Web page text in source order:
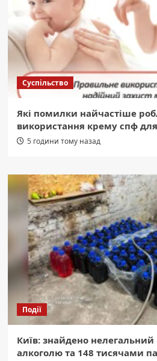
Суспільство
Які помилки найчастіше
використання крему спф
5 години тому назад
Події
Київ: знайдено
алкоголю та 148 тисячами